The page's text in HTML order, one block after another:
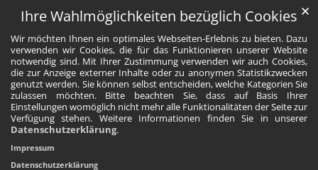
Ihre Wahlmöglichkeiten bezüglich Cookies
Wir möchten Ihnen ein optimales Webseiten-Erlebnis zu bieten. Dazu
verwenden wir Cookies, die für das Funktionieren unserer Website
notwendig sind. Mit Ihrer Zustimmung verwenden wir auch Cookies,
die zur Anzeige externer Inhalte oder zu anonymen Statistikzwecken
genutzt werden. Sie können selbst entscheiden, welche Kategorien Sie
zulassen möchten. Bitte beachten Sie, dass auf Basis Ihrer
Einstellungen womöglich nicht mehr alle Funktionalitäten der Seite zur
Verfügung stehen. Weitere Informationen finden Sie in unserer
Datenschutzerklärung.
✕
Impressum
Datenschutzerklärung